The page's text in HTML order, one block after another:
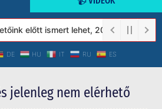
előtt ismert lehet, 2023-tól a
DE HU IT RU ES
jelenleg nem elérhető